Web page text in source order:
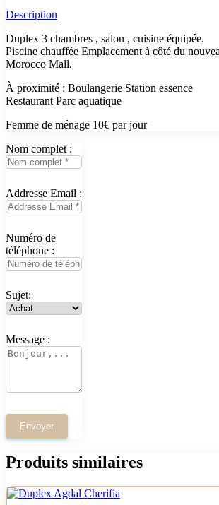
Description
Duplex 3 chambres , salon , cuisine équipée.
Piscine chauffée Emplacement à côté du
Morocco Mall.
À proximité : Boulangerie Station essence
Restaurant Parc aquatique
Femme de ménage 10€ par jour
Nom complet :
Addresse Email :
Numéro de
téléphone :
Sujet:
Message :
Produits similaires